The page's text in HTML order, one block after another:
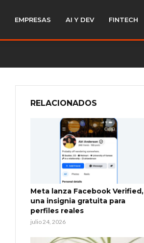
EMPRESAS AI Y DEV FINTECH
RELACIONADOS
Meta lanza Facebook Verified,
una insignia gratuita para
perfiles reales
julio 24, 2026